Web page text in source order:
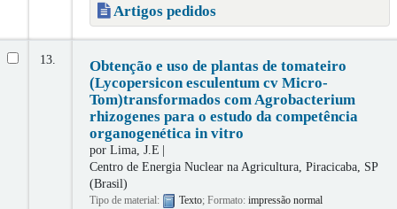
Artigos pedidos
13.
Obtenção e uso de plantas de tomateiro
(Lycopersicon esculentum cv Micro-
Tom)transformados com Agrobacterium
rhizogenes para o estudo da competência
organogenética in vitro
por Lima, J.E
Centro de Energia Nuclear na Agricultura, Piracicaba, SP
(Brasil)
Tipo de material: Texto; Formato: impressão normal